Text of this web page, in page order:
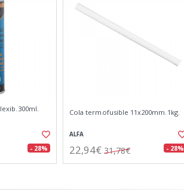
- 28%
Cola termofusible 11x200mm.1kg.
ALFA
22,94€ 31,78€ - 28%